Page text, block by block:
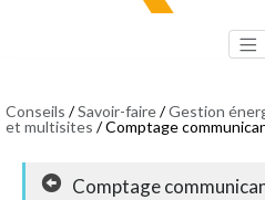
Conseils /Savoir-faire/Gestion
et multisites / Comptage
Comptage